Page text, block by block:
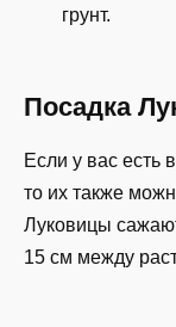
грунт.
Посадка
Если у вас есть
то их также
Луковицы
15 см между